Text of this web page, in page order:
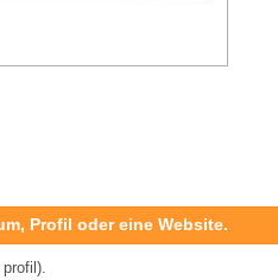
Profil oder eine Website.